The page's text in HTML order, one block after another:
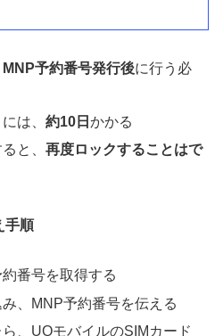
MNP予約番号発行後に行う必
は、約10日かかる
と、再度ロックすることはで
手順
番号を取得する
、MNP予約番号を伝える
、UQモバイルのSIMカード